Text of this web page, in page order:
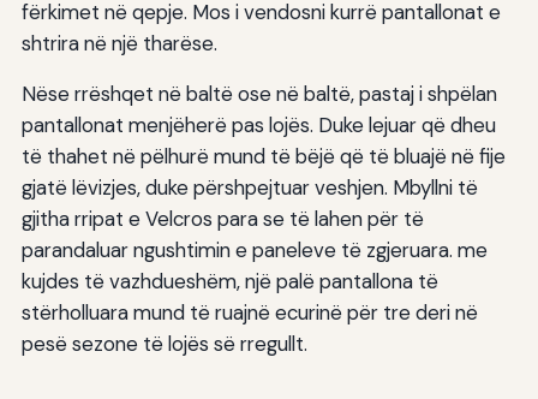
fërkimet në qepje. Mos i vendosni kurrë pantallonat e
shtrira në një tharëse.
Nëse rrëshqet në baltë ose në baltë, pastaj i shpëlan
pantallonat menjëherë pas lojës. Duke lejuar që dheu
të thahet në pëlhurë mund të bëjë që të bluajë në fije
gjatë lëvizjes, duke përshpejtuar veshjen. Mbyllni të
gjitha rripat e Velcros para se të lahen për të
parandaluar ngushtimin e paneleve të zgjeruara. me
kujdes të vazhdueshëm, një palë pantallona të
stërholluara mund të ruajnë ecurinë për tre deri në
pesë sezone të lojës së rregullt.